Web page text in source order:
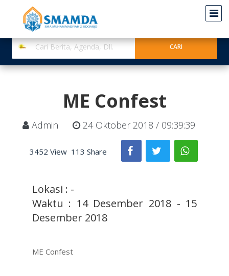
ME Confest
Admin 24 Oktober 2018 / 09:39:39
3452 View 113 Share
Lokasi : -
Waktu : 14 Desember 2018 - 15
Desember 2018
ME Confest